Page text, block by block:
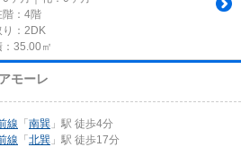
階：4階
り：2DK
：35.00㎡
モーレ
線 「南巽 」駅 徒歩4分
線 「北巽 」駅 徒歩17分